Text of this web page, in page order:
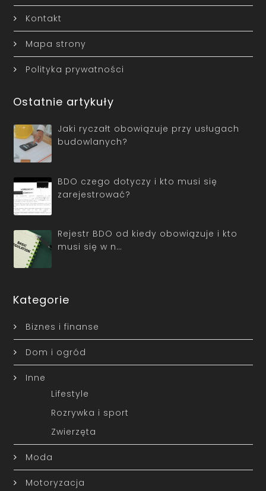
Kontakt
Mapa strony
Polityka prywatności
Ostatnie artykuły
Jaki ryczałt obowiązuje przy usługach
budowlanych?
BDO czego dotyczy i kto musi się
zarejestrować?
Rejestr BDO od kiedy obowiązuje i kto
musi się w n…
Kategorie
Biznes i finanse
Dom i ogród
Inne
Lifestyle
Rozrywka i sport
Zwierzęta
Moda
Motoryzacja